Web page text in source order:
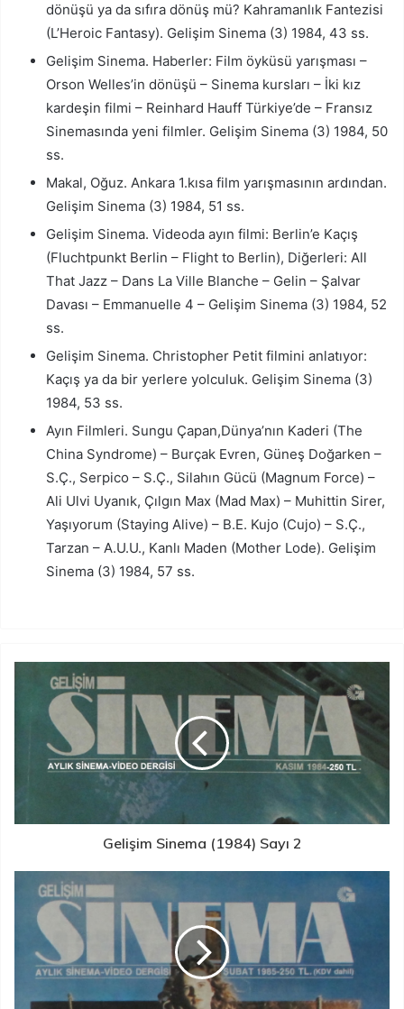
dönüşü ya da sıfıra dönüş mü? Kahramanlık Fantezisi
(L’Heroic Fantasy). Gelişim Sinema (3) 1984, 43 ss.
Gelişim Sinema. Haberler: Film öyküsü yarışması –
Orson Welles’in dönüşü – Sinema kursları – İki kız
kardeşin filmi – Reinhard Hauff Türkiye’de – Fransız
Sinemasında yeni filmler. Gelişim Sinema (3) 1984, 50
ss.
Makal, Oğuz. Ankara 1.kısa film yarışmasının ardından.
Gelişim Sinema (3) 1984, 51 ss.
Gelişim Sinema. Videoda ayın filmi: Berlin’e Kaçış
(Fluchtpunkt Berlin – Flight to Berlin), Diğerleri: All
That Jazz – Dans La Ville Blanche – Gelin – Şalvar
Davası – Emmanuelle 4 – Gelişim Sinema (3) 1984, 52
ss.
Gelişim Sinema. Christopher Petit filmini anlatıyor:
Kaçış ya da bir yerlere yolculuk. Gelişim Sinema (3)
1984, 53 ss.
Ayın Filmleri. Sungu Çapan,Dünya’nın Kaderi (The
China Syndrome) – Burçak Evren, Güneş Doğarken –
S.Ç., Serpico – S.Ç., Silahın Gücü (Magnum Force) –
Ali Ulvi Uyanık, Çılgın Max (Mad Max) – Muhittin Sirer,
Yaşıyorum (Staying Alive) – B.E. Kujo (Cujo) – S.Ç.,
Tarzan – A.U.U., Kanlı Maden (Mother Lode). Gelişim
Sinema (3) 1984, 57 ss.
Gelişim Sinema (1984) Sayı 2